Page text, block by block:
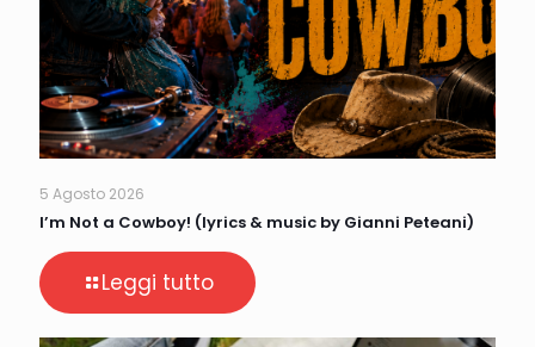
5 Agosto 2026
I’m Not a Cowboy! (lyrics & music by Gianni Peteani)
Leggi tutto